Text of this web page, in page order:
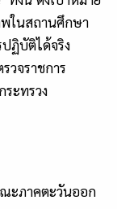
ในสถานศึกษา
ฏิบัติได้จริง
วจราชการ
ระทรวง
ณะภาคตะวันออก